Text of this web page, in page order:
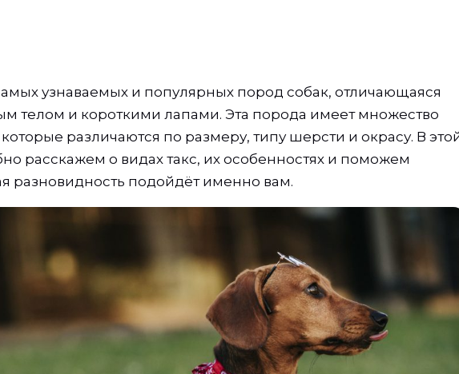
узнаваемых и популярных пород собак, отличающаяся
телом и короткими лапами. Эта порода имеет множество
различаются по размеру, типу шерсти и окрасу. В
расскажем о видах такс, их особенностях и поможем
разновидность подойдёт именно вам.